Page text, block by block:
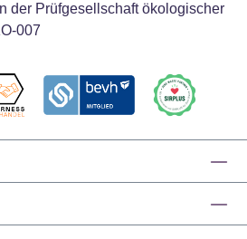
der Prüfgesellschaft ökologischer
007